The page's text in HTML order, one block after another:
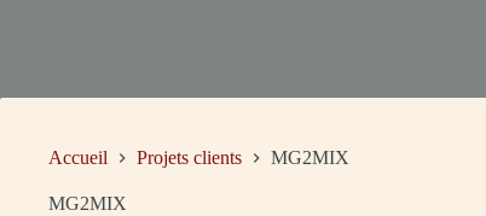
Accueil Projets clients MG2MIX
MG2MIX